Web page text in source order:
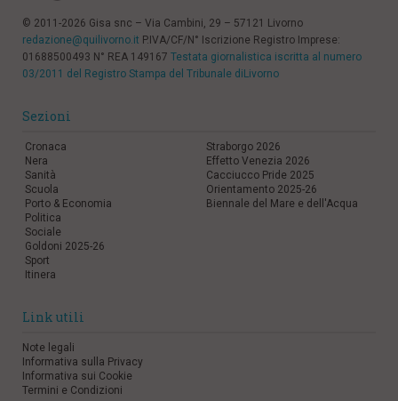
© 2011-2026 Gisa snc – Via Cambini, 29 – 57121 Livorno
redazione@quilivorno.it P.IVA/CF/N° Iscrizione Registro Imprese:
01688500493 N° REA 149167 Testata giornalistica iscritta al numero
03/2011 del Registro Stampa del Tribunale diLivorno
Sezioni
Cronaca
Nera
Sanità
Scuola
Porto & Economia
Politica
Sociale
Goldoni 2025-26
Sport
Itinera
Straborgo 2026
Effetto Venezia 2026
Cacciucco Pride 2025
Orientamento 2025-26
Biennale del Mare e dell'Acqua
Link utili
Note legali
Informativa sulla Privacy
Informativa sui Cookie
Termini e Condizioni